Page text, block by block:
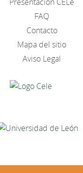
FAQ
Contacto
Mapa del sitio
Aviso Legal